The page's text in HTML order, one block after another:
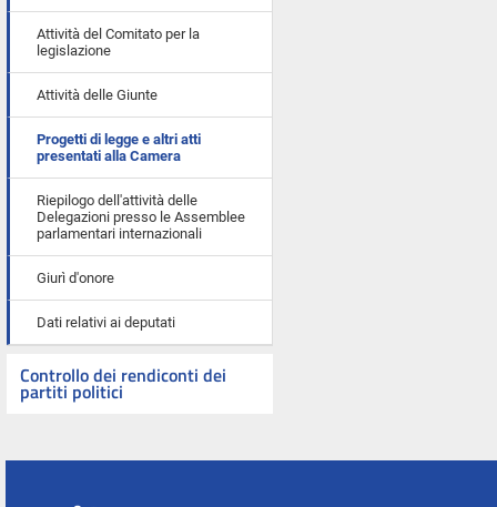
Attività del Comitato per la
legislazione
Attività delle Giunte
Progetti di legge e altri atti
presentati alla Camera
Riepilogo dell'attività delle
Delegazioni presso le Assemblee
parlamentari internazionali
Giurì d'onore
Dati relativi ai deputati
Controllo dei rendiconti dei
partiti politici